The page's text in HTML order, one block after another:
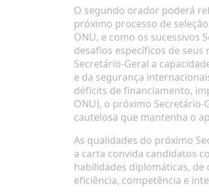
O segundo orador poderá
próximo processo de
ONU, e como os
desafios específicos de
Secretário-Geral a
e da segurança
déficits de financiamento,
ONU), o próximo
cautelosa que mantenha o
As qualidades do próximo
a carta convida candidatos
habilidades diplomáticas,
eficiência, competência e